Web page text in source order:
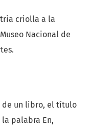
criolla a la
Nacional de
de un libro, el título
palabra En,